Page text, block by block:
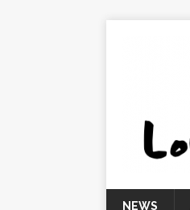
NEWS